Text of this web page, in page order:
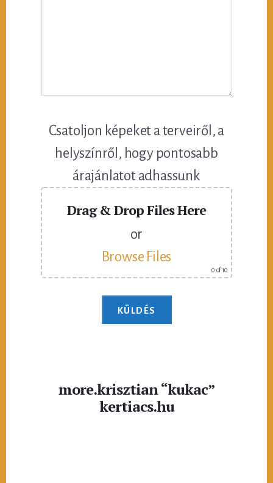
Csatoljon képeket a terveiről, a
helyszínről, hogy pontosabb
árajánlatot adhassunk
Drag & Drop Files Here
or
Browse Files
0 of 10
more.krisztian “kukac”
kertiacs.hu